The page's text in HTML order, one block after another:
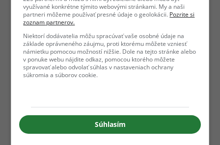
využívané konkrétne týmito webovými stránkami. My a naši
partneri môžeme používať presné údaje o geolokácii. Pozrite si
zoznam partnerov.
Niektorí dodávatelia môžu spracúvať vaše osobné údaje na
základe oprávneného záujmu, proti ktorému môžete vzniesť
námietku pomocou možností nižšie. Dole na tejto stránke alebo
v ponuke webu nájdite odkaz, pomocou ktorého môžete
spravovať alebo odvolať súhlas v nastaveniach ochrany
súkromia a súborov cookie.
Súhlasím